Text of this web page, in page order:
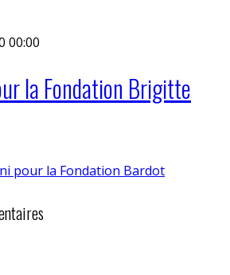
00:00
la Fondation Brigitte